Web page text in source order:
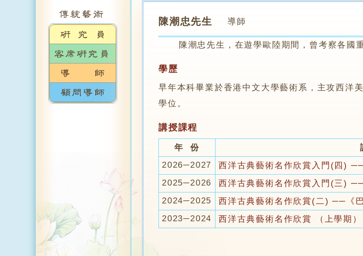
陳潮忠先生 導師
陳潮忠先生，在遊學歐陸期間，曾考察各國重
學歷
早年本科畢業於香港中文大學藝術系，主攻西洋
學位。
講授課程
年 份
2026─2027
西洋古典藝術名作欣賞入門(四)
2025─2026
西洋古典藝術名作欣賞入門(三)
2024─2025
西洋古典藝術名作欣賞(二) ──《
2023─2024
西洋古典藝術名作欣賞 （上學期）